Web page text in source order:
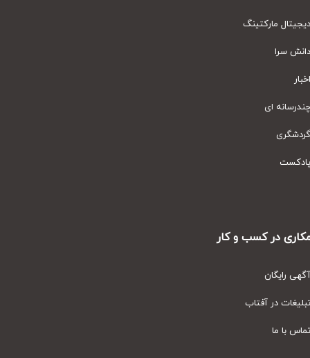
مارکتینگ
سرا
ای
در کسب و کار
رایگان
در آفتاب
با ما